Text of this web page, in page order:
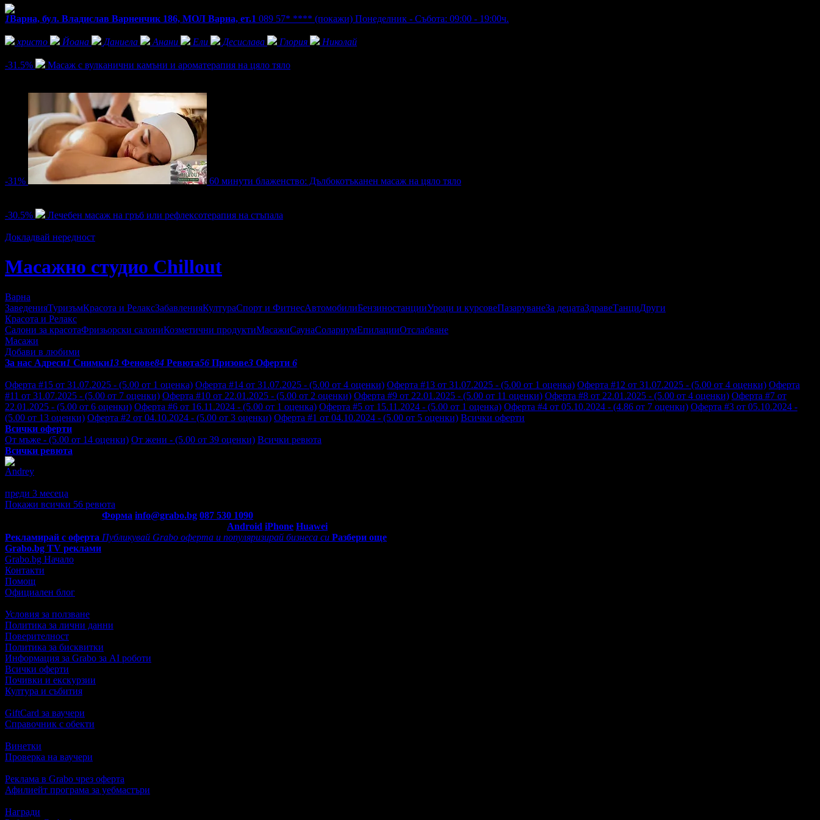
1Варна, бул. Владислав Варненчик 186, МОЛ Варна, ет.1 089 57* **** (покажи) Понеделник - Събота: 09:00 - 19:00ч.
христо
Йоана Даниела Анани Ели Десислава Глория
Николай
-31.5%
Масаж с вулканични камъни и ароматерапия на цяло тяло
-31%
60 минути блаженство: Дълбокотъканен масаж на цяло тяло
-30.5%
Лечебен масаж на гръб или рефлексотерапия на стъпала
Докладвай нередност
Масажно студио Chillout
Варна
ЗаведенияТуризъмКрасота и РелаксЗабавленияКултураСпорт и ФитнесАвтомобилиБензиностанцииУроци и курсовеПазаруванеЗа децатаЗдравеТанциДруги
Красота и Релакс
Салони за красотаФризьорски салониКозметични продуктиМасажиСаунаСолариумЕпилацииОтслабване
Масажи
Добави в любими
За нас Адреси1 Снимки13 Фенове84 Ревюта56 Призове3 Оферти 6
Оферта #15 от 31.07.2025 - (5.00 от 1 оценка) Оферта #14 от 31.07.2025 - (5.00 от 4 оценки) Оферта #13 от 31.07.2025 - (5.00 от 1 оценка) Оферта #12 от 31.07.2025 - (5.00 от 4 оценки) Оферта
#11 от 31.07.2025 - (5.00 от 7 оценки) Оферта #10 от 22.01.2025 - (5.00 от 2 оценки) Оферта #9 от 22.01.2025 - (5.00 от 11 оценки) Оферта #8 от 22.01.2025 - (5.00 от 4 оценки) Оферта #7 от
22.01.2025 - (5.00 от 6 оценки) Оферта #6 от 16.11.2024 - (5.00 от 1 оценка) Оферта #5 от 15.11.2024 - (5.00 от 1 оценка) Оферта #4 от 05.10.2024 - (4.86 от 7 оценки) Оферта #3 от 05.10.2024 -
(5.00 от 13 оценки) Оферта #2 от 04.10.2024 - (5.00 от 3 оценки) Оферта #1 от 04.10.2024 - (5.00 от 5 оценки) Всички оферти
Всички оферти
От мъже - (5.00 от 14 оценки) От жени - (5.00 от 39 оценки) Всички ревюта
Всички ревюта
Andrey
преди 3 месеца
Покажи всички 56 ревюта
Форма info@grabo.bg 087 530 1090
Android iPhone Huawei
Рекламирай с оферта Публикувай Grabo оферта и популяризирай бизнеса си Разбери още
Grabo.bg TV реклами
Grabo.bg Начало
Контакти
Помощ
Официален блог
Условия за ползване
Политика за лични данни
Поверителност
Политика за бисквитки
Информация за Grabo за AI роботи
Всички оферти
Почивки и екскурзии
Култура и събития
GiftCard за ваучери
Справочник с обекти
Винетки
Проверка на ваучери
Реклама в Grabo чрез оферта
Афилиейт програма за уебмастъри
Награди